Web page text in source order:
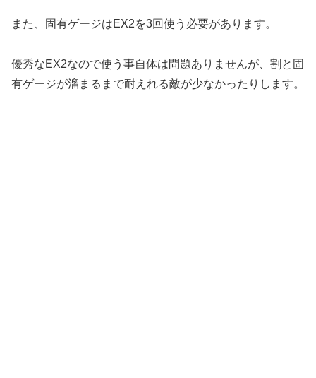
また、固有ゲージはEX2を3回使う必要があります。
優秀なEX2なので使う事自体は問題ありませんが、割と固
有ゲージが溜まるまで耐えれる敵が少なかったりします。